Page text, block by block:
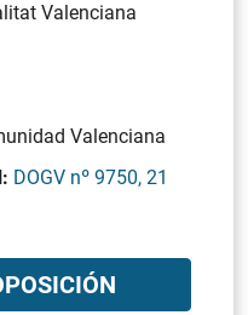
Valenciana
Valenciana
DOGV nº 9750, 21